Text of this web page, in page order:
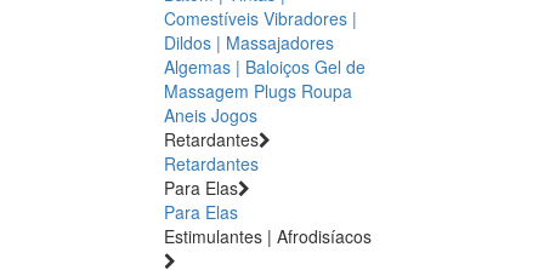
Comestíveis Vibradores |
Dildos | Massajadores
Algemas | Baloiços Gel de
Massagem Plugs Roupa
Aneis Jogos
Retardantes
Retardantes
Para Elas
Para Elas
Estimulantes | Afrodisíacos